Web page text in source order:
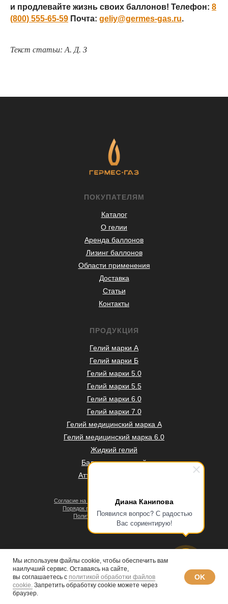
Диана Канипова
Появился вопрос? С радостью
Вас сориентирую!
и продлевайте жизнь своих баллонов! Телефон: 8
(800) 555-65-59 Почта: geliy@germes-gas.ru.
Текст статьи: А. Д. З
ПРОДУКЦИЯ
Гелий марки А
Гелий марки Б
Гелий марки 5.0
Гелий марки 5.5
Гелий марки 6.0
Гелий марки 7.0
Гелий медицинский марка А
Гелий медицинский марка 6.0
Жидкий гелий
Баллоны под гелий
Аттестация баллонов
ПОКУПАТЕЛЯМ
Каталог
О гелии
Аренда баллонов
Лизинг баллонов
Области применения
Доставка
Статьи
Контакты
© 2008–2026 «Гермес-газ»
Согласие на обработку персональных данных
Порядок проведения оплат и возвратов
Политика конфиденциальности
Договор оферты
Мы используем файлы cookie, чтобы обеспечить вам
наилучший сервис. Оставаясь на сайте,
вы соглашаетесь с политикой обработки файлов
cookie. Запретить обработку cookie можете через
браузер.
OK